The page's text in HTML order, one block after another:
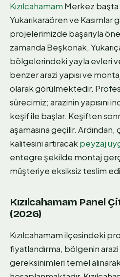
Kızılcahamam Merkez başta
Yukarıkaraören ve
projelerimizde başarıyla öne
zamanda Beşkonak,
bölgelerindeki yayla evleri
benzer arazi yapısı ve
olarak görülmektedir.
sürecimiz; arazinin yapısını
keşif ile başlar. Keşiften
aşamasına geçilir.
kalitesini artıracak peyzaj
entegre şekilde montaj
müşteriye eksiksiz teslim
Kızılcahamam Panel
(2026)
Kızılcahamam ilçesindeki
fiyatlandırma, bölgenin
gereksinimleri temel